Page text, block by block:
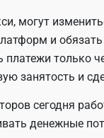
могут
и
только
занятость и
сегодня
денежные